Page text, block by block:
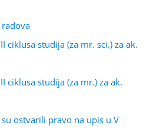
ciklusa studija (za mr. sci.) za ak.
ciklusa studija (za mr.) za ak.
ostvarili pravo na upis u V